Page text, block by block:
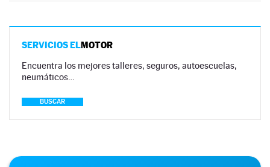
SERVICIOS ELMOTOR
Encuentra los mejores talleres, seguros, autoescuelas,
neumáticos…
BUSCAR